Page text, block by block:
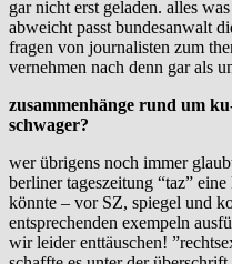
gar nicht erst geladen. alles
abweicht passt bundesanwalt
fragen von journalisten zum
vernehmen nach denn gar als
zusammenhänge rund um
schwager?
wer übrigens noch immer
berliner tageszeitung “taz”
könnte – vor SZ, spiegel und
entsprechenden exempeln
wir leider enttäuschen!